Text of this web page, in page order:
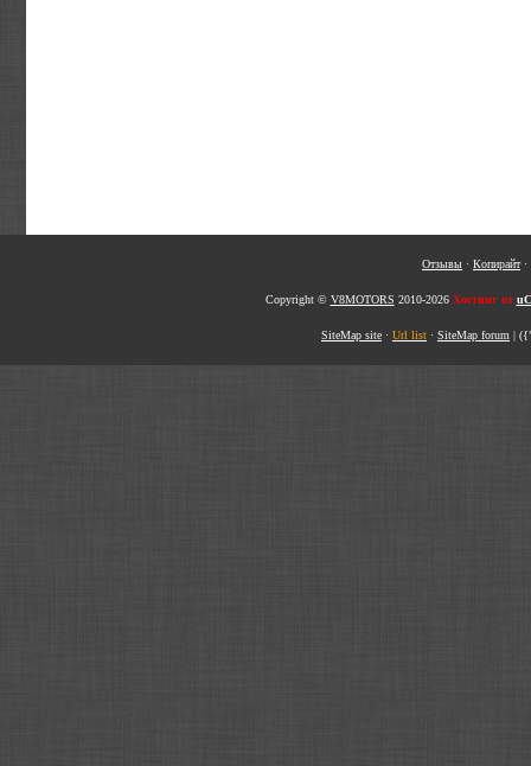
Отзывы · Копирайт·
Copyright © V8MOTORS 2010-2026 Хостинг от
SiteMap site · Url list · SiteMap forum |